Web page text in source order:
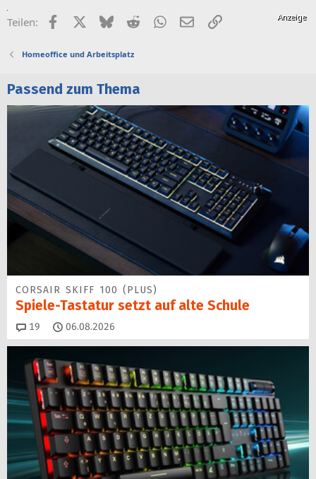
Teilen: FacebookX (Twitter)
BlueskyRedditWhatsApp
E-MailLink
Homeoffice und Arbeitsplatz
Passend zum Thema
CORSAIR SKIFF 100 (PLUS)
Spiele-Tastatur setzt auf alte Schule
19 Kommentare
06.08.2026